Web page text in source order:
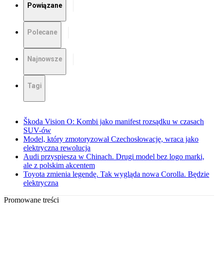
Powiązane
Polecane
Najnowsze
Tagi
Škoda Vision O: Kombi jako manifest rozsądku w czasach
SUV-ów
Model, który zmotoryzował Czechosłowację, wraca jako
elektryczna rewolucja
Audi przyspiesza w Chinach. Drugi model bez logo marki,
ale z polskim akcentem
Toyota zmienia legendę. Tak wygląda nowa Corolla. Będzie
elektryczna
Promowane treści